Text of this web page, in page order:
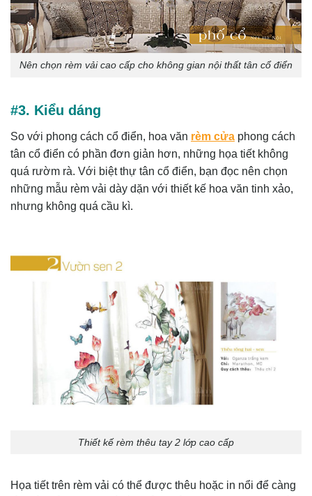
Nên chọn rèm vải cao cấp cho không gian nội thất tân cổ điển
#3. Kiểu dáng
So với phong cách cổ điển, hoa văn rèm cửa phong cách
tân cổ điển có phần đơn giản hơn, những họa tiết không
quá rườm rà. Với biệt thự tân cổ điển, bạn đọc nên chọn
những mẫu rèm vải dày dặn với thiết kế hoa văn tinh xảo,
nhưng không quá cầu kì.
Thiết kế rèm thêu tay 2 lớp cao cấp
Họa tiết trên rèm vải có thể được thêu hoặc in nổi để càng